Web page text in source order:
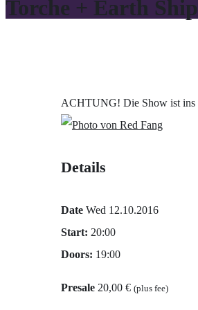
Torche + Earth Ship
ACHTUNG! Die Show ist ins
Details
Date Wed 12.10.2016
Start: 20:00
Doors: 19:00
Presale 20,00 € (plus fee)